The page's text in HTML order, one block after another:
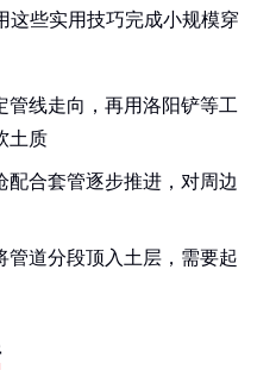
这些实用技巧完成小规模穿
管线走向，再用洛阳铲等工
土质
配合套管逐步推进，对周边
管道分段顶入土层，需要起